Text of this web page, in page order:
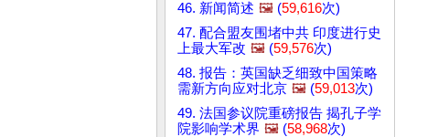
46. 新闻简述 🖼️ (59,616次)
47. 配合盟友围堵中共 印度进行史
上最大军改 🖼️ (59,576次)
48. 报告：英国缺乏细致中国策略
需新方向应对北京 🖼️ (59,013次)
49. 法国参议院重磅报告 揭孔子学
院影响学术界 🖼️ (58,968次)